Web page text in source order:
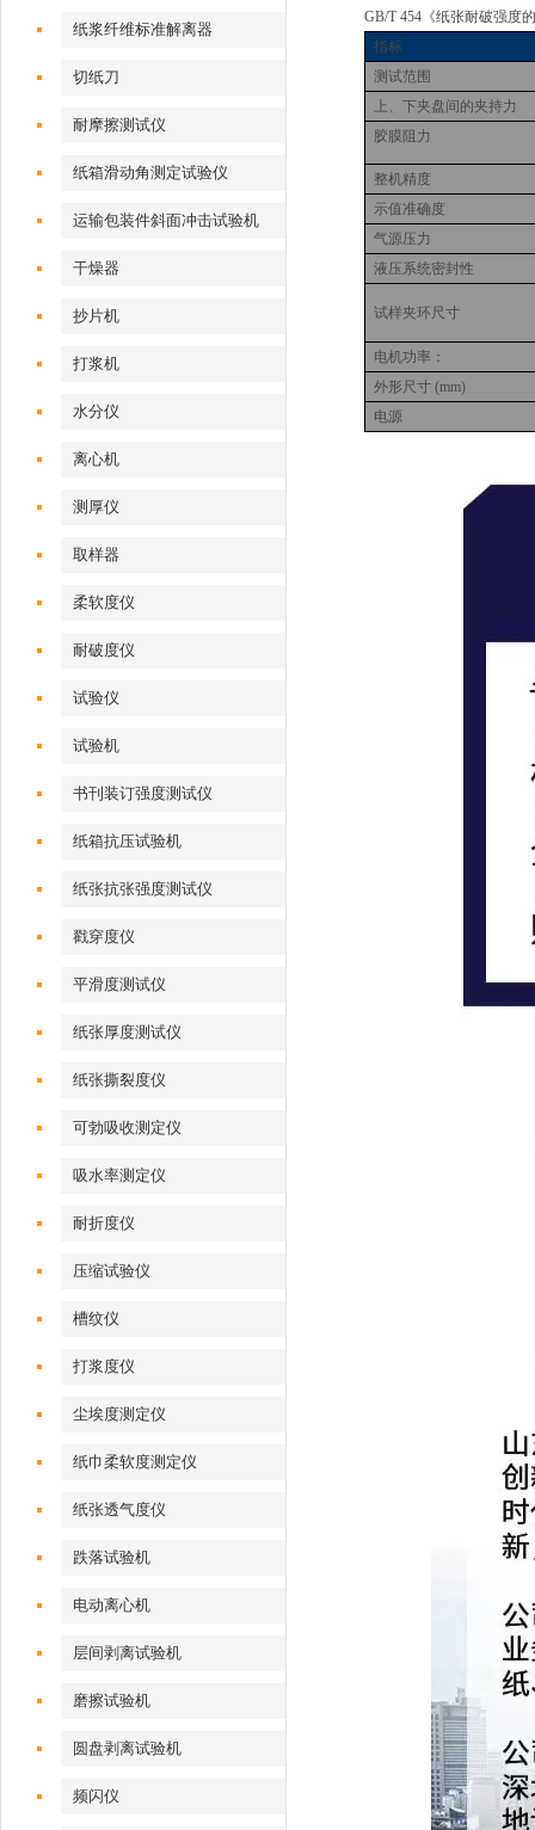
纸浆纤维标准解离器
切纸刀
耐摩擦测试仪
纸箱滑动角测定试验仪
运输包装件斜面冲击试验机
干燥器
抄片机
打浆机
水分仪
离心机
测厚仪
取样器
柔软度仪
耐破度仪
试验仪
试验机
书刊装订强度测试仪
纸箱抗压试验机
纸张抗张强度测试仪
戳穿度仪
平滑度测试仪
纸张厚度测试仪
纸张撕裂度仪
可勃吸收测定仪
吸水率测定仪
耐折度仪
压缩试验仪
槽纹仪
打浆度仪
尘埃度测定仪
纸巾柔软度测定仪
纸张透气度仪
跌落试验机
电动离心机
层间剥离试验机
磨擦试验机
圆盘剥离试验机
频闪仪
GB/T 454《纸张耐破强度
指标
测试范围
上、下夹盘间的夹持力
胶膜阻力
整机精度
示值准确度
气源压力
液压系统密封性
试样夹环尺寸
电机功率：
外形尺寸 (mm)
电源